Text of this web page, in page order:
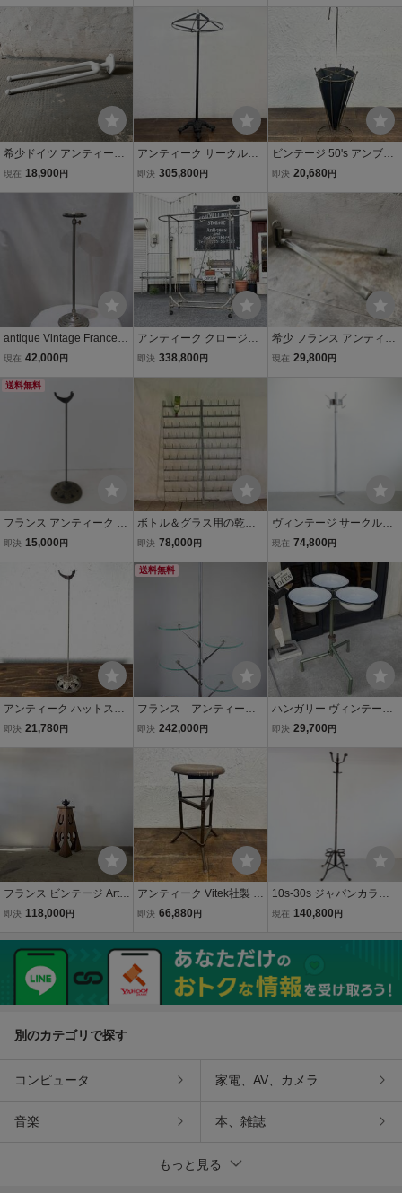
ンプ 小物 古道具 ミッドセ
ンチュリー
ィンテージ 店舗什器 洋服
展示 アパレル
イツ/インダストリアル/椅
子/プルーヴェ/ブリエ/クロ
希少ドイツ アンティーク
琺瑯 アイアン タオルハン
ルデコ 古道具 小物 フック
現在 18,900 円
アンティーク サークルラ
ック アメリカンアンティ
店舗什器 アパレル 古着 デ
ィスプレイアイテム
即決 305,800 円
ビンテージ 50's アンブレ
ラスタンド 傘立て ミッド
イ インテリア 軒先 玄関
即決 20,680 円
antique Vintage France S
upport de accessoirer ア
クセサリー立て ロゴ入り
ヴィンテージ
現在 42,000 円
アンティーク クロージン
グラック アメリカンアン
プレイアイテム
即決 338,800 円
希少 フランス アンティー
ク ガラスメタル製 タオル
ュリー アトリエ 小物 壁棚
現在 29,800 円
送料無料
フランス アンティーク ア
イアン ハット スタンド 帽
ヴィンテージ古着屋 店舗
即決 15,000 円
ボトル＆グラス用の乾燥
台（壁用） アンティーク
業系 ヴィンテージ ビンテ
即決 78,000 円
ヴィンテージ サークルラ
ック/アンティーク アメリ
パレル ディスプレイ シル
バー＃710-125-123-1
現在 74,800 円
アンティーク ハットスタ
ンド 帽子 アパレル什器 店
即決 21,780 円
送料無料
フランス アンティー
ク ディスプレイスタン
即決 242,000 円
ハンガリー ヴィンテージ
ホーローウォッシュスタ
洗面ボール/ホーローボー
ル/ヨーロッパ/ディスプレ
即決 29,700 円
フランス ビンテージ Arts
&Crafts Display Stand デ
ンド ぺリアン
即決 118,000 円
アンティーク Vitek社製 ス
ツール ヴィテック インダ
ンテージ 店舗什器 家具 イ
ンテリア ガレージ
即決 66,880 円
10s-30s ジャパンカラー
コートラック【#5061】
ンガーラック 傘立て クロ
ージング 店舗什器 アパレ
ル
現在 140,800 円
別のカテゴリで探す
コンピュータ 家電、AV、カメラ
音楽 本、雑誌
もっと見る